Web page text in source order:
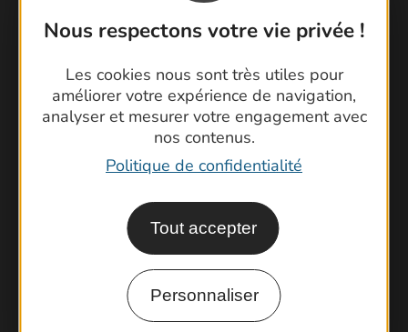
Nous respectons votre vie privée !
Les cookies nous sont très utiles pour
améliorer votre expérience de navigation,
analyser et mesurer votre engagement avec
nos contenus.
Politique de confidentialité
Tout accepter
Personnaliser
Contactez-nous !
Foire aux questions
Brochures
Cartoguides et Topoguides
Latitude Gard